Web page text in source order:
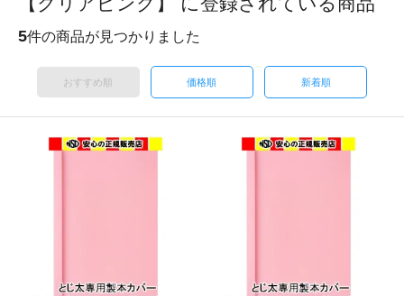
5件の商品が見つかりました
おすすめ順 価格順 新着順